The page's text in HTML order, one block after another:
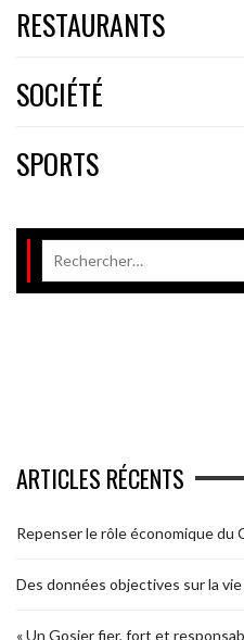
RESTAURANTS
SOCIÉTÉ
SPORTS
ARTICLES RÉCENTS
Repenser le rôle économique du
Des données objectives sur la
« Un Gosier fier, fort et